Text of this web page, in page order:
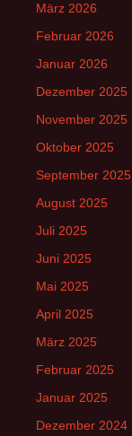
März 2026
Februar 2026
Januar 2026
Dezember 2025
November 2025
Oktober 2025
September 2025
August 2025
Juli 2025
Juni 2025
Mai 2025
April 2025
März 2025
Februar 2025
Januar 2025
Dezember 2024